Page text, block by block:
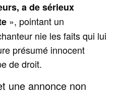
a de sérieux
», pointant un
nie les faits qui lui
présumé innocent
de droit.
une annonce non